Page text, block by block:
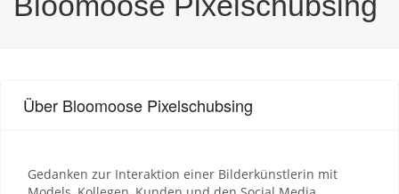
Über Bloomoose Pixelschubsing
Gedanken zur Interaktion einer Bilderkünstlerin mit